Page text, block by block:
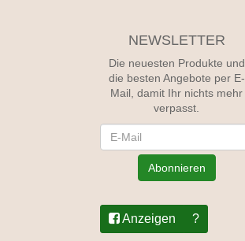
NEWSLETTER
Die neuesten Produkte und
die besten Angebote per E-
Mail, damit Ihr nichts mehr
verpasst.
Abonnieren
Anzeigen ?